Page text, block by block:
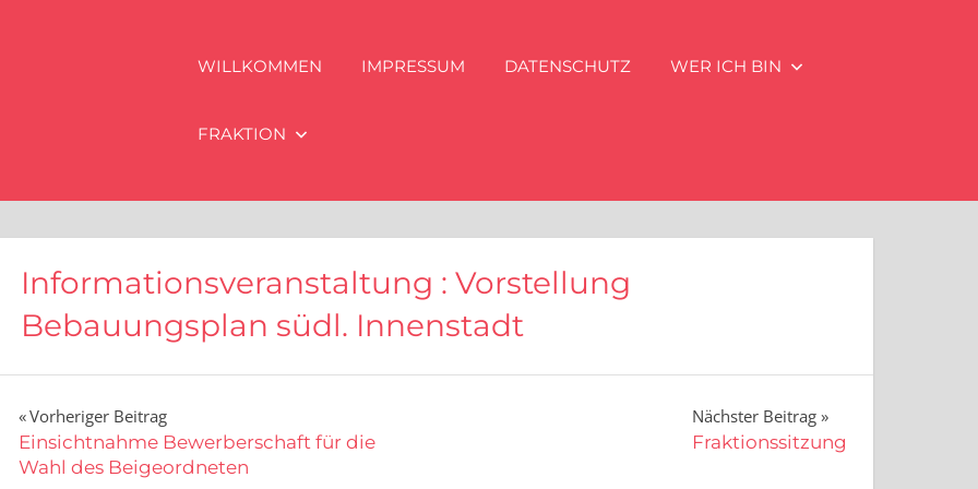
WILLKOMMEN IMPRESSUM DATENSCHUTZ WER ICH BIN
FRAKTION
Informationsveranstaltung : Vorstellung
Bebauungsplan südl. Innenstadt
Beitragsnavigation
Vorheriger Beitrag
Einsichtnahme Bewerberschaft für die
Wahl des Beigeordneten
Nächster Beitrag
Fraktionssitzung